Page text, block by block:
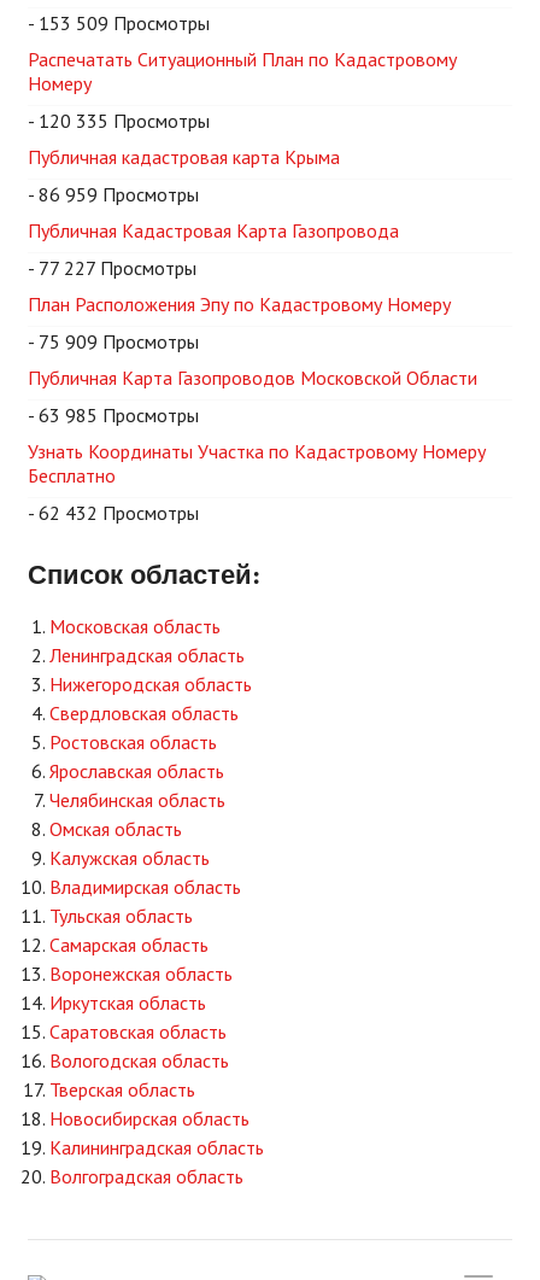
- 153 509 Просмотры
Распечатать Ситуационный План по Кадастровому
Номеру
- 120 335 Просмотры
Публичная кадастровая карта Крыма
- 86 959 Просмотры
Публичная Кадастровая Карта Газопровода
- 77 227 Просмотры
План Расположения Эпу по Кадастровому Номеру
- 75 909 Просмотры
Публичная Карта Газопроводов Московской Области
- 63 985 Просмотры
Узнать Координаты Участка по Кадастровому Номеру
Бесплатно
- 62 432 Просмотры
Список областей:
Московская область
Ленинградская область
Нижегородская область
Свердловская область
Ростовская область
Ярославская область
Челябинская область
Омская область
Калужская область
Владимирская область
Тульская область
Самарская область
Воронежская область
Иркутская область
Саратовская область
Вологодская область
Тверская область
Новосибирская область
Калининградская область
Волгоградская область